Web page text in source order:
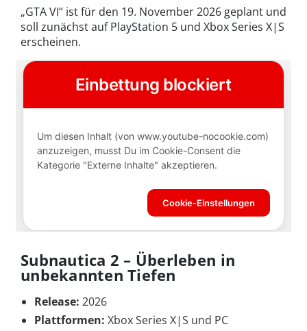
„GTA VI“ ist für den 19. November 2026 geplant und
soll zunächst auf PlayStation 5 und Xbox Series X|S
erscheinen.
Subnautica 2 – Überleben in
unbekannten Tiefen
Release: 2026
Plattformen: Xbox Series X|S und PC